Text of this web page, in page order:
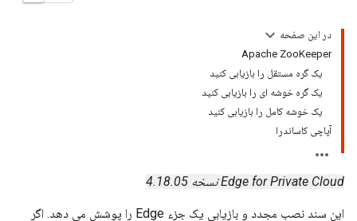
در این صفحه
Apache ZooKeeper
یک گره مستقل را بازیابی کنید
یک گره خوشه ای را بازیابی کنید
یک خوشه کامل را بازیابی کنید
آپاچی کاساندرا
Edge for Private Cloud نسخه 4.18.05
این سند نصب مجدد و بازیابی یک جزء Edge را پوشش می دهد. اگر